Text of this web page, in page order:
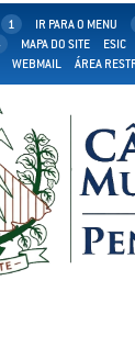
1 IR PARA O MENU
MAPA DO SITE ESIC
WEBMAIL
ÁREA